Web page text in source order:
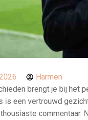
Harmen
brengt je bij het
is een vertrouwd
commentaar.